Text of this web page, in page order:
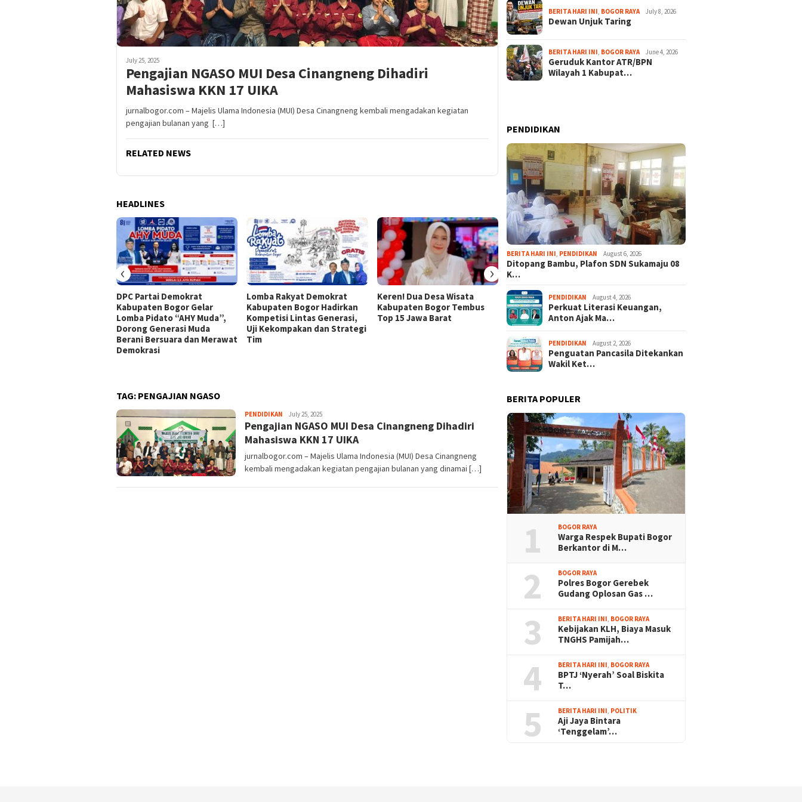
July 25, 2025
Pengajian NGASO MUI Desa Cinangneng Dihadiri
Mahasiswa KKN 17 UIKA
jurnalbogor.com – Majelis Ulama Indonesia (MUI) Desa Cinangneng kembali mengadakan kegiatan
pengajian bulanan yang […]
RELATED NEWS
HEADLINES
DPC Partai Demokrat
Kabupaten Bogor Gelar
Lomba Pidato “AHY Muda”,
Dorong Generasi Muda
Berani Bersuara dan Merawat
Demokrasi
Lomba Rakyat Demokrat
Kabupaten Bogor Hadirkan
Kompetisi Lintas Generasi,
Uji Kekompakan dan Strategi
Tim
Keren! Dua Desa Wisata
Kabupaten Bogor Tembus
Top 15 Jawa Barat
437 Rider dari 18 Provinsi
Ramaikan Bupati Cup 2026
Tour Malasari Halimun Salak
Sport Tourism, Dongkrak
‹ ›
TAG: PENGAJIAN NGASO
PENDIDIKAN Sayyev
July 25, 2025
Pengajian NGASO MUI Desa Cinangneng Dihadiri
Mahasiswa KKN 17 UIKA
jurnalbogor.com – Majelis Ulama Indonesia (MUI) Desa Cinangneng
kembali mengadakan kegiatan pengajian bulanan yang dinamai […]
BERITA HARI INI BOGOR RAYA July 8, 2026
Dewan Unjuk Taring
BERITA HARI INI BOGOR RAYA June 4, 2026
Geruduk Kantor ATR/BPN
Wilayah 1 Kabupat…
PENDIDIKAN
BERITA HARI INI PENDIDIKAN August 6, 2026
Ditopang Bambu, Plafon SDN Sukamaju 08
K…
PENDIDIKAN August 4, 2026
Perkuat Literasi Keuangan,
Anton Ajak Ma…
PENDIDIKAN August 2, 2026
Penguatan Pancasila Ditekankan
Wakil Ket…
BERITA POPULER
1 BOGOR RAYA
Warga Respek Bupati Bogor
Berkantor di M…
2 BOGOR RAYA
Polres Bogor Gerebek
Gudang Oplosan Gas …
3 BERITA HARI INI, BOGOR RAYA
Kebijakan KLH, Biaya Masuk
TNGHS Pamijah…
4 BERITA HARI INI, BOGOR RAYA
BPTJ ‘Nyerah’ Soal Biskita
T…
5 BERITA HARI INI, POLITIK
Aji Jaya Bintara
‘Tenggelam’…